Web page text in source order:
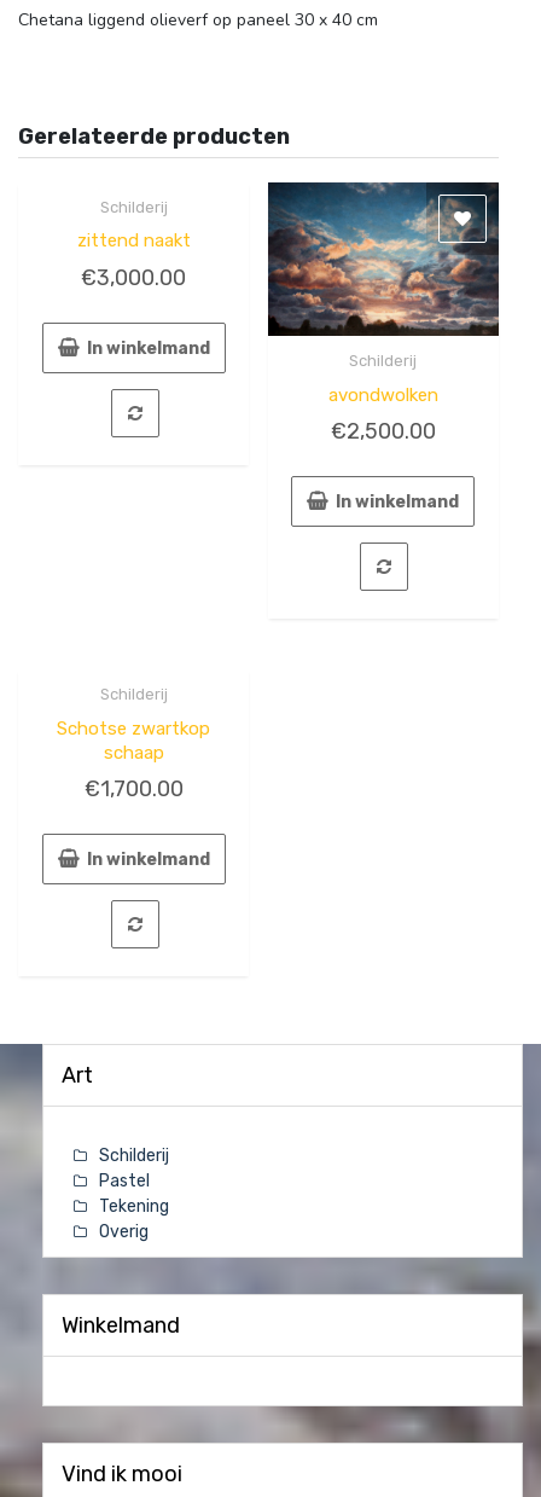
Chetana liggend olieverf op paneel 30 x 40 cm
Gerelateerde producten
Quick
View
Schilderij
zittend naakt
€3,000.00
In winkelmand
Quick
View
Schilderij
avondwolken
€2,500.00
In winkelmand
Quick
Schilderij
Schotse zwartkop
schaap
€1,700.00
In winkelmand
Art
Schilderij
Pastel
Tekening
Overig
Winkelmand
Vind ik mooi